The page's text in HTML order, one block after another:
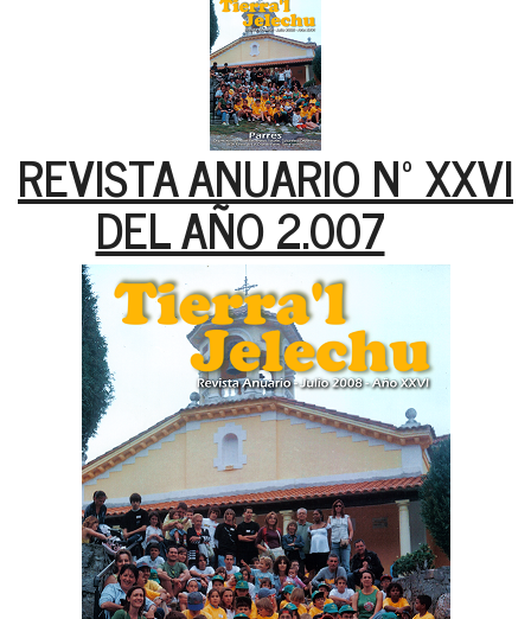
REVISTA ANUARIO Nº XXVI
DEL AÑO 2.007